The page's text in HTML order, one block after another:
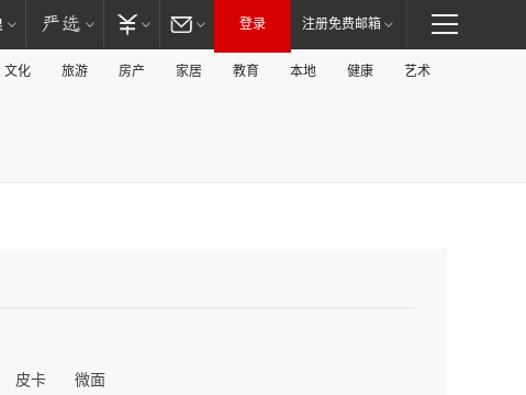
登录 注册免费邮箱
文化 旅游 房产 家居 教育 本地 健康 艺术
皮卡 微面